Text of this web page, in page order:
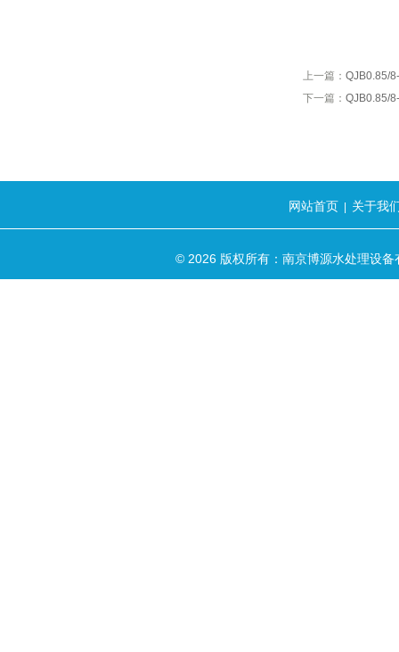
上一篇： QJB0.85/
下一篇： QJB0.85/
网站首页 关于我
© 2026 版权所有：南京博源水处理设